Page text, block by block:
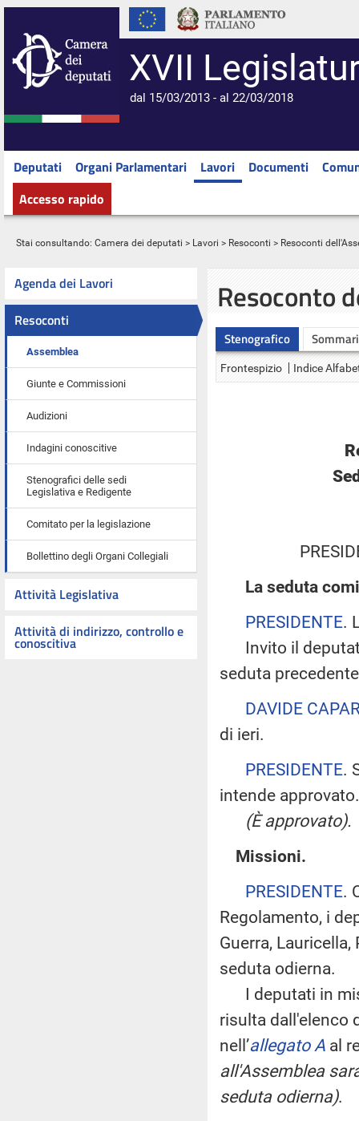
XVII
dal 15/03/2013 - al 22/03/2018
Deputati Organi Parlamentari Lavori Documenti
Accesso rapido
Stai consultando: Camera dei deputati > Lavori > Resoconti > Resoconti
Agenda dei Lavori
Resoconti
Assemblea
Giunte e Commissioni
Audizioni
Indagini conoscitive
Stenografici delle sedi
Legislativa e Redigente
Comitato per la legislazione
Bollettino degli Organi Collegiali
Attività Legislativa
Attività di indirizzo, controllo e
conoscitiva
Resoconto
Stenografico
Frontespizio Indice
La seduta
PRESIDENTE.
Invito il
seduta
DAVIDE
di ieri.
PRESIDENTE.
intende approvato.
(È approvato).
Missioni.
PRESIDENTE.
Regolamento, i
Guerra,
seduta odierna.
I deputati in
risulta dall'elenco
nell’allegato A al
all'Assemblea
seduta odierna).